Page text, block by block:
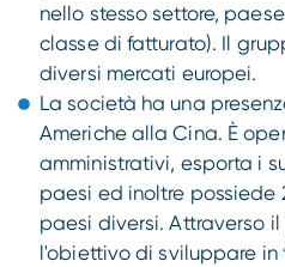
nello stesso settore,
classe di fatturato). Il
diversi mercati europei.
La società ha una
Americhe alla Cina. È
amministrativi, esporta i
paesi ed inoltre possiede
paesi diversi. Attraverso
l'obiettivo di sviluppare in